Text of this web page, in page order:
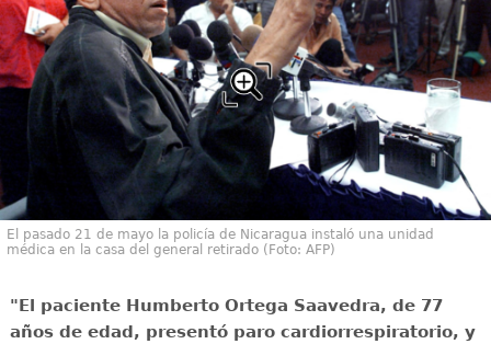
El pasado 21 de mayo la policía de Nicaragua instaló una unidad
médica en la casa del general retirado (Foto: AFP)
"El paciente Humberto Ortega Saavedra, de 77
años de edad, presentó paro cardiorrespiratorio, y